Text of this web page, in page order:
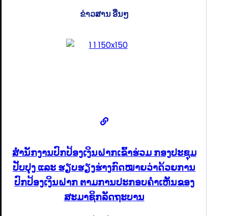
ຂ່າວສານ ອື່ນໆ
ສໍານັກງານປົກປ້ອງເງິນຝາກເຂົ້າຮ່ວມ ກອງປະຊຸມ
ປັບປຸງ ແລະ ຮຽບຮຽງຮ່າງກົດໝາຍວ່າດ້ວຍການ
ປົກປ້ອງເງິນຝາກ ຕາມການປະກອບຄຳເຫັນຂອງ
ສະມາຊິກລັດຖະບານ